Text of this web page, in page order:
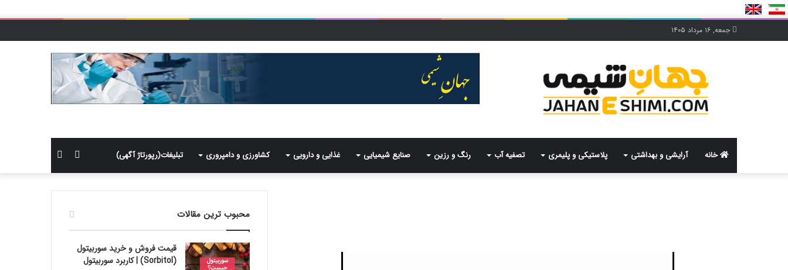
جمعه, ۱۶ مرداد ۱۴۰۵
خانه آرایشی و بهداشتی پلاستیکی و پلیمری تصفیه آب رنگ و رزین صنایع شیمیایی غذایی و دارویی کشاورزی و دامپروری تبلیغات(رپورتاژ آگهی)
برای
سایدبار
محبوب ترین مقالات
قیمت فروش و خرید سوربیتول
(Sorbitol) | کاربرد سوربیتول